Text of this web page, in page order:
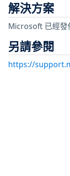
解決方案
Microsoft 已經發
另請參閱
https://